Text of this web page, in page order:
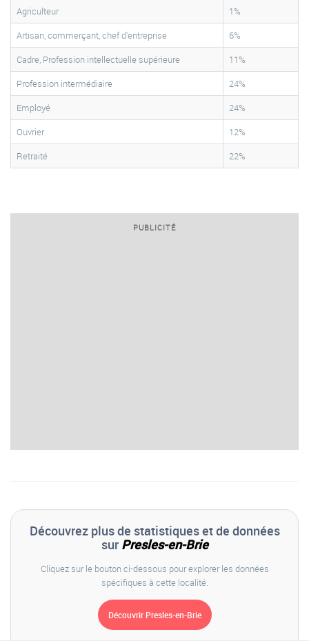
Agriculteur
1%
Artisan, commerçant, chef d'entreprise
6%
Cadre, Profession intellectuelle supérieure
11%
Profession intermédiaire
24%
Employé
24%
Ouvrier
12%
Retraité
22%
PUBLICITÉ
Découvrez plus de statistiques et de données
sur Presles-en-Brie
Cliquez sur le bouton ci-dessous pour explorer les données
spécifiques à cette localité.